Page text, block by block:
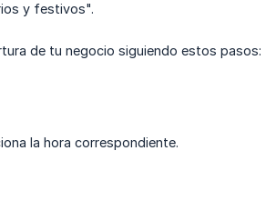
y festivos".
de tu negocio siguiendo estos pasos:
la hora correspondiente.